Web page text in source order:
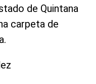
de Quintana
carpeta de